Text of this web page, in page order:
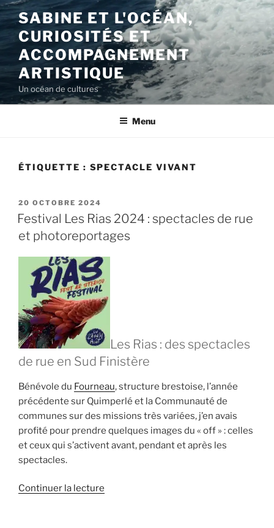
Aller
au
contenu
principal
SABINE ET L'OCÉAN,
CURIOSITÉS ET
ACCOMPAGNEMENT
ARTISTIQUE
Un océan de cultures
Menu
ÉTIQUETTE : SPECTACLE VIVANT
PUBLIÉ
LE
20 OCTOBRE 2024
Festival Les Rias 2024 : spectacles de rue
et photoreportages
Les Rias : des spectacles
de rue en Sud Finistère
Bénévole du Fourneau, structure brestoise, l’année
précédente sur Quimperlé et la Communauté de
communes sur des missions très variées, j’en avais
profité pour prendre quelques images du « off » : celles
et ceux qui s’activent avant, pendant et après les
spectacles.
Continuer la lecture